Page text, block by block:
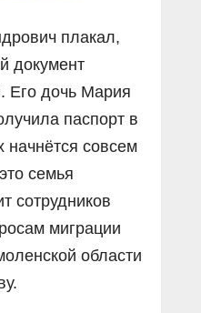
плакал,
документ
Его дочь Мария
паспорт в
начнётся совсем
семья
сотрудников
миграции
области